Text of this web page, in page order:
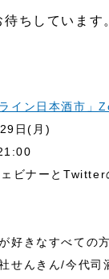
ちしています
ライン日本酒市」
日(月)
ビナーと
好きなすべての方
せんきん/今代司